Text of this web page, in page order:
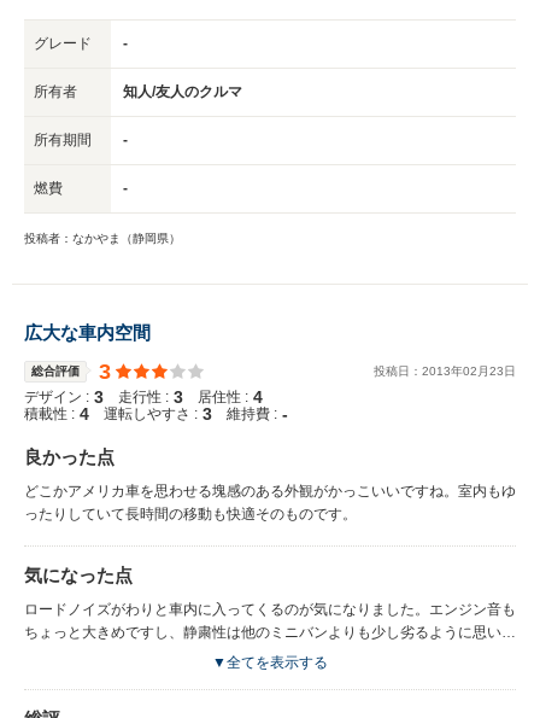
グレード -
所有者 知人/友人のクルマ
所有期間 -
燃費 -
投稿者：なかやま（静岡県）
広大な車内空間
総合評価 3 投稿日： 2013年02 月23日
デザイン : 3 走行性 : 3 居住性 : 4
積載性 : 4 運転しやすさ : 3 維持費 : -
良かった点
どこかアメリカ車を思わせる塊感のある外観がかっこいいですね。室内もゆ
ったりしていて長時間の移動も快適そのものです。
気になった点
ロードノイズがわりと車内に入ってくるのが気になりました。エンジン音も
ちょっと大きめですし、静粛性は他のミニバンよりも少し劣るように思いま
▼全てを表示する